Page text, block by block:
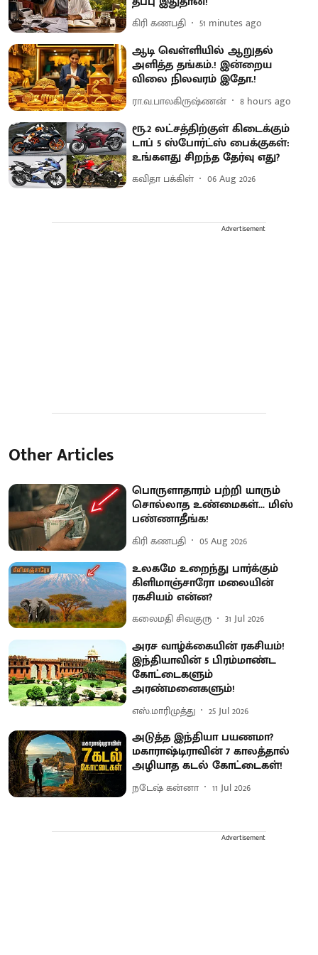
கிரி கணபதி 51 minutes ago
ஆடி வெள்ளியில் ஆறுதல்
அளித்த தங்கம்.! இன்றைய
விலை நிலவரம் இதோ.!
ரா.வ.பாலகிருஷ்ணன் 8 hours ago
ரூ.2 லட்சத்திற்குள் கிடைக்கும்
டாப் 5 ஸ்போர்ட்ஸ் பைக்குகள்:
உங்களது சிறந்த தேர்வு எது?
கவிதா பக்கிள் 06 Aug 2026
Advertisement
Other Articles
பொருளாதாரம் பற்றி யாரும்
சொல்லாத உண்மைகள்... மிஸ்
பண்ணாதீங்க!
கிரி கணபதி 05 Aug 2026
உலகமே உறைந்து பார்க்கும்
கிளிமாஞ்சாரோ மலையின்
ரகசியம் என்ன?
கலைமதி சிவகுரு 31 Jul 2026
அரச வாழ்க்கையின் ரகசியம்!
இந்தியாவின் 5 பிரம்மாண்ட
கோட்டைகளும்
அரண்மனைகளும்!
எஸ்.மாரிமுத்து 25 Jul 2026
அடுத்த இந்தியா பயணமா?
மகாராஷ்டிராவின் 7 காலத்தால்
அழியாத கடல் கோட்டைகள்!
நடேஷ் கன்னா 11 Jul 2026
Advertisement